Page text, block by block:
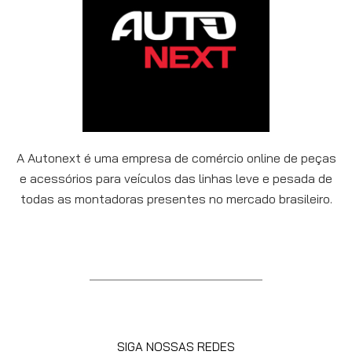
A Autonext é uma empresa de comércio online de peças
e acessórios para veículos das linhas leve e pesada de
todas as montadoras presentes no mercado brasileiro.
SIGA NOSSAS REDES